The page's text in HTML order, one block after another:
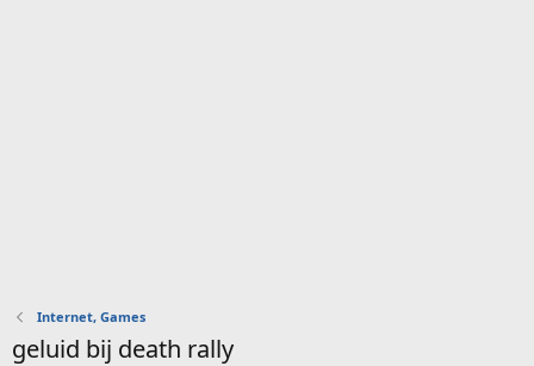
Internet, Games
geluid bij death rally